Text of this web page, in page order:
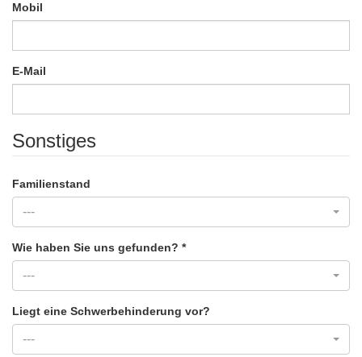
Mobil
E-Mail
Sonstiges
Familienstand
---
Wie haben Sie uns gefunden? *
---
Liegt eine Schwerbehinderung vor?
---